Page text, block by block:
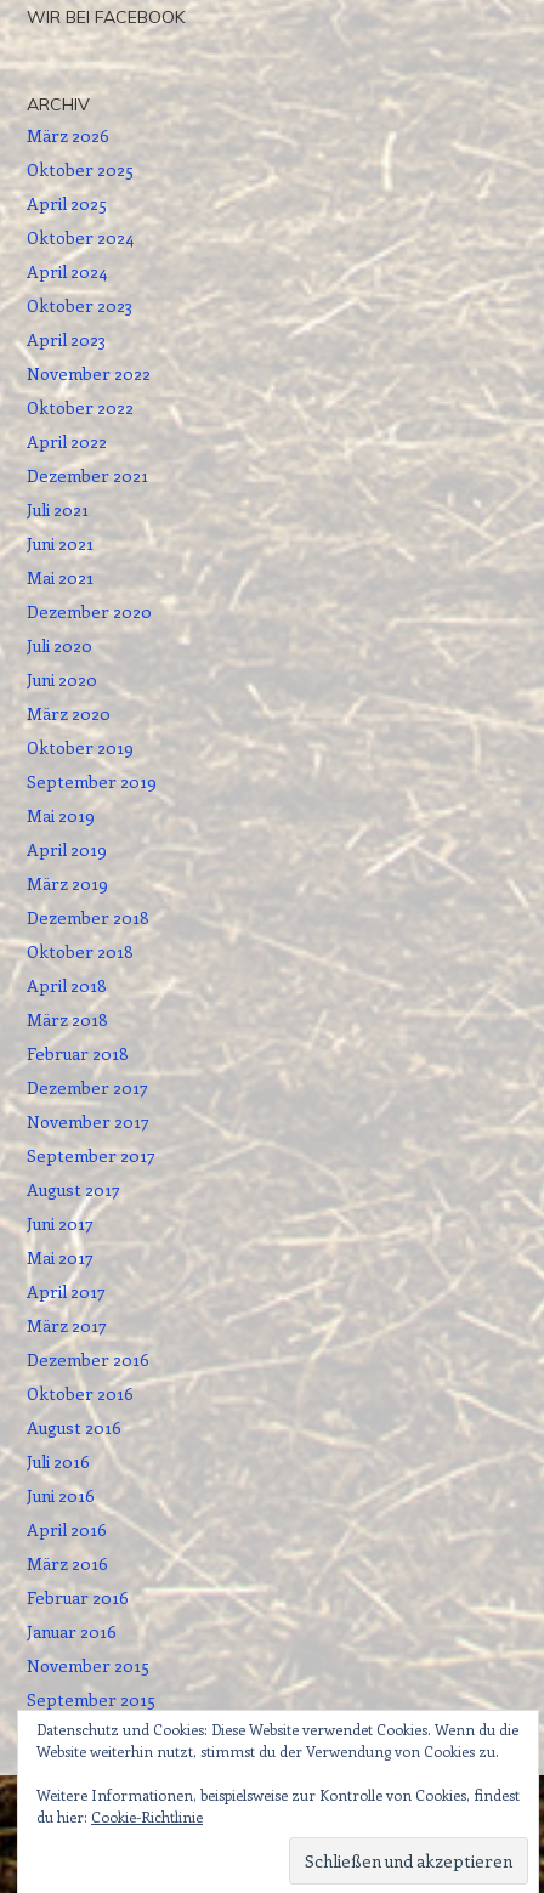
WIR BEI FACEBOOK
ARCHIV
März 2026
Oktober 2025
April 2025
Oktober 2024
April 2024
Oktober 2023
April 2023
November 2022
Oktober 2022
April 2022
Dezember 2021
Juli 2021
Juni 2021
Mai 2021
Dezember 2020
Juli 2020
Juni 2020
März 2020
Oktober 2019
September 2019
Mai 2019
April 2019
März 2019
Dezember 2018
Oktober 2018
April 2018
März 2018
Februar 2018
Dezember 2017
November 2017
September 2017
August 2017
Juni 2017
Mai 2017
April 2017
März 2017
Dezember 2016
Oktober 2016
August 2016
Juli 2016
Juni 2016
April 2016
März 2016
Februar 2016
Januar 2016
November 2015
September 2015
Datenschutz und Cookies: Diese Website verwendet Cookies. Wenn du die
Website weiterhin nutzt, stimmst du der Verwendung von Cookies zu.
Weitere Informationen, beispielsweise zur Kontrolle von Cookies, findest
du hier: Cookie-Richtlinie